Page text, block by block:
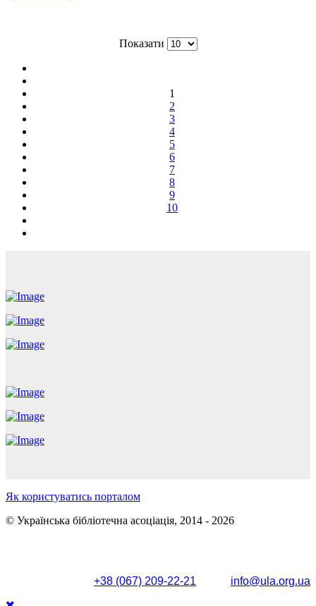
Limit
Показати
1
2
3
4
5
6
7
8
9
10
Як користуватись порталом
© Українська бібліотечна асоціація, 2014 - 2026
+38 (067) 209-22-21
info@ula.org.ua